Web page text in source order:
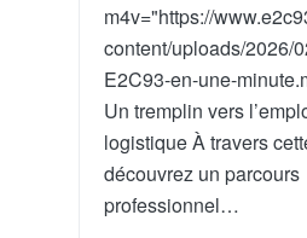
m4v="https://
content/uploads/2026/
E2C93-en-une-
Un tremplin vers
logistique À travers
découvrez un parcours
professionnel…